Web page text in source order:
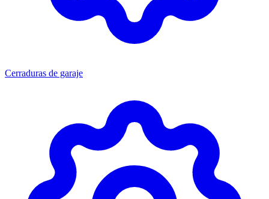
Cerraduras de garaje